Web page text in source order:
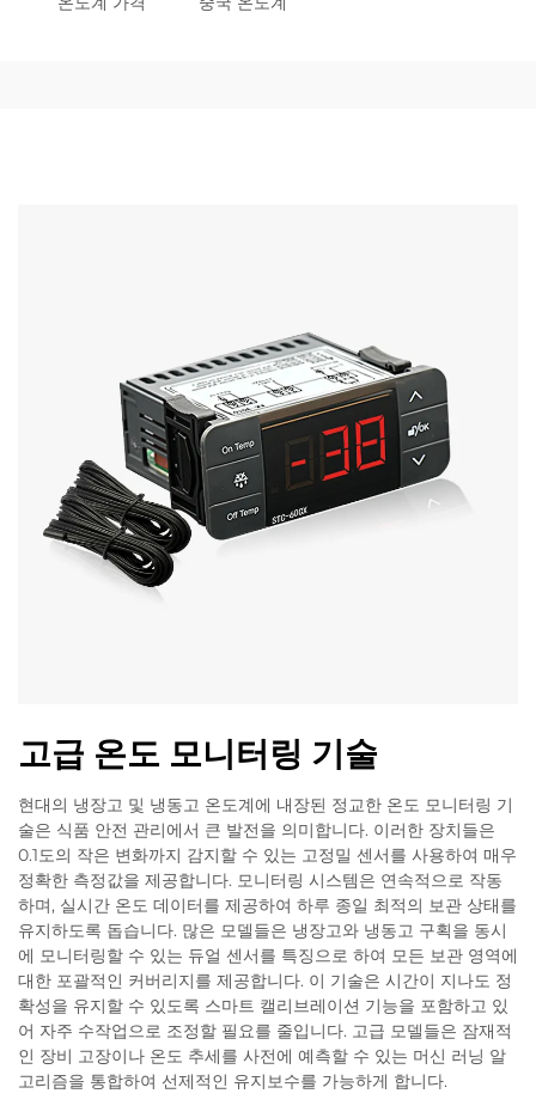
고급 온도 모니터링 기술
현대의 냉장고 및 냉동고 온도계에 내장된 정교한 온도 모니터링 기
술은 식품 안전 관리에서 큰 발전을 의미합니다. 이러한 장치들은
0.1도의 작은 변화까지 감지할 수 있는 고정밀 센서를 사용하여 매우
정확한 측정값을 제공합니다. 모니터링 시스템은 연속적으로 작동
하며, 실시간 온도 데이터를 제공하여 하루 종일 최적의 보관 상태를
유지하도록 돕습니다. 많은 모델들은 냉장고와 냉동고 구획을 동시
에 모니터링할 수 있는 듀얼 센서를 특징으로 하여 모든 보관 영역에
대한 포괄적인 커버리지를 제공합니다. 이 기술은 시간이 지나도 정
확성을 유지할 수 있도록 스마트 캘리브레이션 기능을 포함하고 있
어 자주 수작업으로 조정할 필요를 줄입니다. 고급 모델들은 잠재적
인 장비 고장이나 온도 추세를 사전에 예측할 수 있는 머신 러닝 알
고리즘을 통합하여 선제적인 유지보수를 가능하게 합니다.